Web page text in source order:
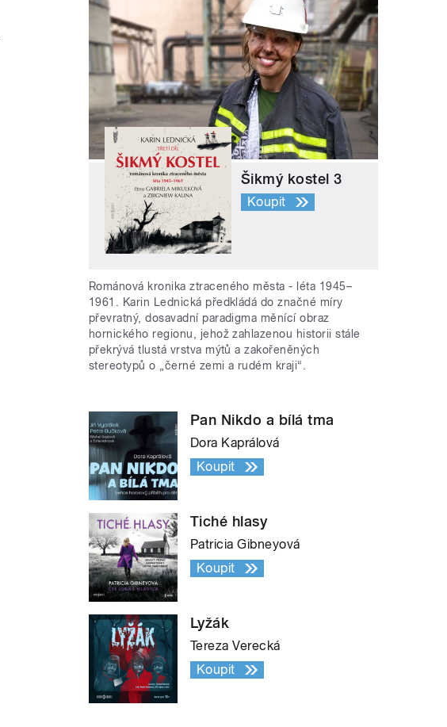
Šikmý kostel 3
Koupit
Románová kronika ztraceného města - léta 1945–
1961. Karin Lednická předkládá do značné míry
převratný, dosavadní paradigma měnící obraz
hornického regionu, jehož zahlazenou historii stále
překrývá tlustá vrstva mýtů a zakořeněných
stereotypů o „černé zemi a rudém kraji“.
Pan Nikdo a bílá tma
Dora Kaprálová
Koupit
Tiché hlasy
Patricia Gibneyová
Koupit
Lyžák
Tereza Verecká
Koupit